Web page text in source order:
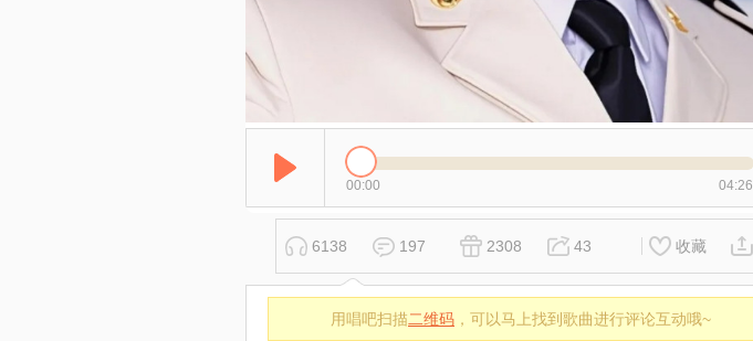
00:00 04:26
6138 197 2308 43 收藏
用唱吧扫描二维码 ，可以马上找到歌曲进行评论互动哦~